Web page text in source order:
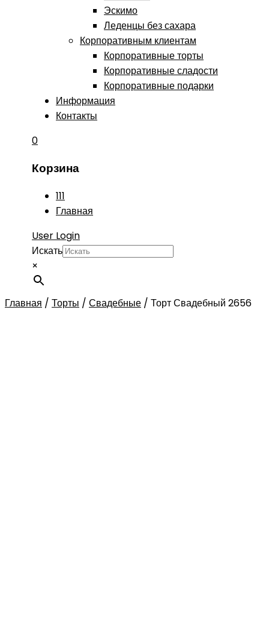
Эскимо
Леденцы без сахара
Корпоративным клиентам
Корпоративные торты
Корпоративные сладости
Корпоративные подарки
Информация
Контакты
0
Корзина
111
Главная
User Login
Искать
×
Главная / Торты / Свадебные / Торт Свадебный 2656